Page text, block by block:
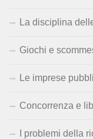
La disciplina
Giochi e
Le imprese
Concorrenza e
I problemi della